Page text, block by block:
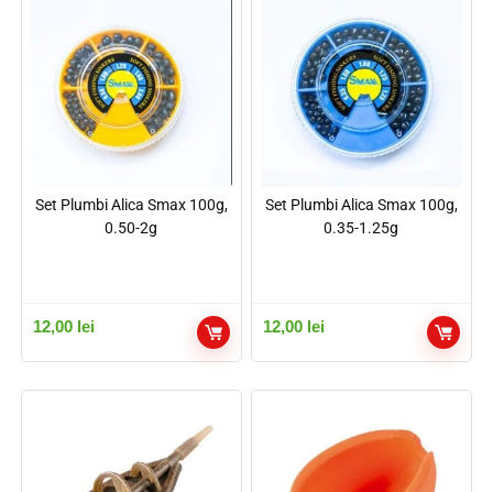
Set Plumbi Alica Smax 100g,
0.50-2g
12,00 lei
Set Plumbi Alica Smax 100g,
0.35-1.25g
12,00 lei